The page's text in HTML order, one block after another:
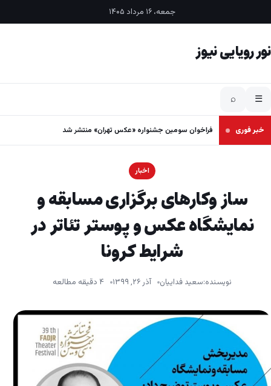
جمعه، ۱۶ مرداد ۱۴۰۵
نور رویایی نیوز
☰
⌕
خبر فوری فراخوان سومین جشنواره «عکس تهران» منتشر شد
اخبار
ساز وکارهای برگزاری مسابقه و
نمایشگاه عکس و پوستر تئاتر در
شرایط کرونا
نویسنده:سعید فداییان آذر ۲۶, ۱۳۹۹ ۴ دقیقه مطالعه